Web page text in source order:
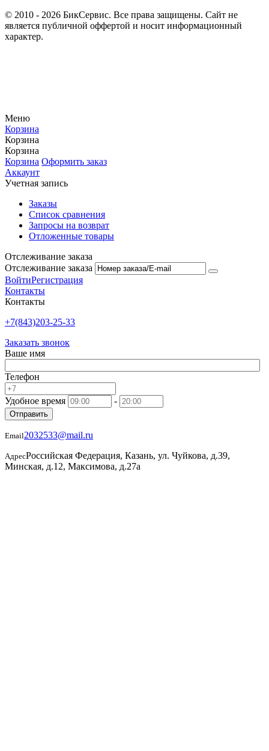
© 2010 - 2026 БикСервис. Все права защищены. Сайт не
является публичной оффертой и носит информационный
характер.
Меню
Корзина
Корзина
Корзина
Корзина Оформить заказ
Аккаунт
Учетная запись
Заказы
Список сравнения
Запросы на возврат
Отложенные товары
Отслеживание заказа
Отслеживание заказа
ВойтиРегистрация
Контакты
Контакты
+7(843)203-25-33
Заказать звонок
Ваше имя
Телефон
Удобное время -
Отправить
Email2032533@mail.ru
АдресРоссийская Федерация, Казань, ул. Чуйкова, д.39,
Минская, д.12, Максимова, д.27а